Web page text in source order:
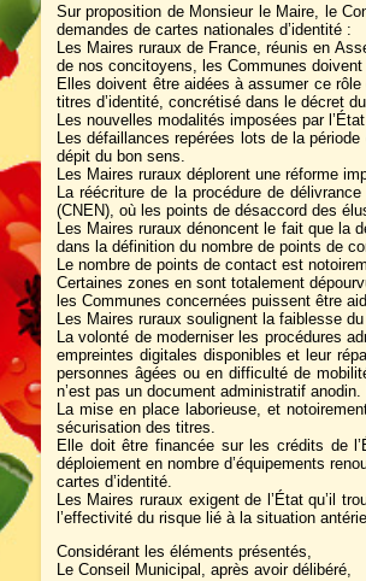
Sur proposition de Monsieur le Maire, le
demandes de cartes nationales d’identité :
Les Maires ruraux de France, réunis en
de nos concitoyens, les Communes
Elles doivent être aidées à assumer ce
titres d’identité, concrétisé dans le décret
Les nouvelles modalités imposées par
Les défaillances repérées lots de la
dépit du bon sens.
Les Maires ruraux déplorent une réforme
La réécriture de la procédure de
(CNEN), où les points de désaccord des
Les Maires ruraux dénoncent le fait que
dans la définition du nombre de points de
Le nombre de points de contact est
Certaines zones en sont totalement
les Communes concernées puissent être
Les Maires ruraux soulignent la faiblesse
La volonté de moderniser les procédures
empreintes digitales disponibles et leur
personnes âgées ou en difficulté de
n’est pas un document administratif
La mise en place laborieuse, et
sécurisation des titres.
Elle doit être financée sur les crédits de
déploiement en nombre d’équipements
cartes d’identité.
Les Maires ruraux exigent de l’État qu’il
l’effectivité du risque lié à la situation
Considérant les éléments présentés,
Le Conseil Municipal, après avoir délibéré,